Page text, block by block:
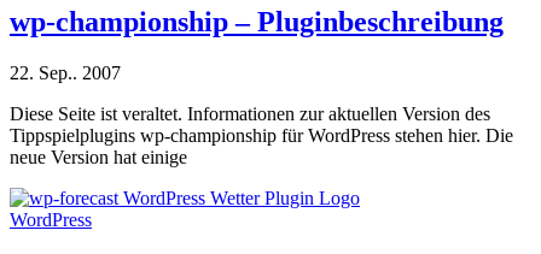
wp-championship – Pluginbeschreibung
22. Sep.. 2007
Diese Seite ist veraltet. Informationen zur aktuellen Version des
Tippspielplugins wp-championship für WordPress stehen hier. Die
neue Version hat einige
WordPress